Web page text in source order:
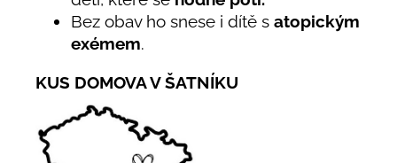
Bez obav ho snese i dítě s atopickým
exémem.
KUS DOMOVA V ŠATNÍKU